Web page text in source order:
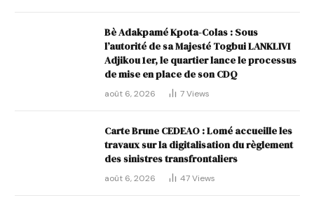
Bè Adakpamé Kpota-Colas : Sous
l’autorité de sa Majesté Togbui LANKLIVI
Adjikou 1er, le quartier lance le processus
de mise en place de son CDQ
août 6, 2026 7Views
Carte Brune CEDEAO : Lomé accueille les
travaux sur la digitalisation du règlement
des sinistres transfrontaliers
août 6, 2026 47Views